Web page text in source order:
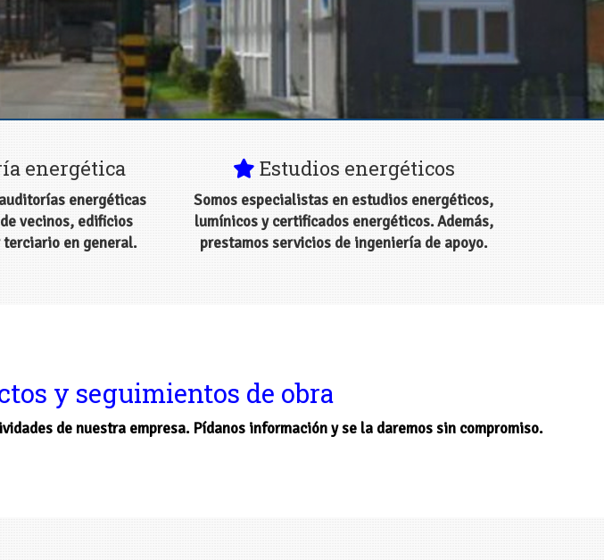
en Cantabria
energética
energéticas
vecinos, edificios
en general.
Estudios energéticos
Somos especialistas en estudios energéticos,
lumínicos y certificados energéticos. Además,
prestamos servicios de ingeniería de apoyo.
y seguimientos de obra
de nuestra empresa. Pídanos información y se la daremos sin compromiso.